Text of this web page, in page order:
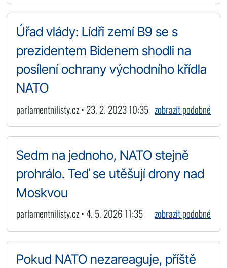
Úřad vlády: Lídři zemí B9 se s
prezidentem Bidenem shodli na
posílení ochrany východního křídla
NATO
parlamentnilisty.cz • 23. 2. 2023 10:35 zobrazit podobné
Sedm na jednoho, NATO stejně
prohrálo. Teď se utěšují drony nad
Moskvou
parlamentnilisty.cz • 4. 5. 2026 11:35 zobrazit podobné
Pokud NATO nezareaguje, příště